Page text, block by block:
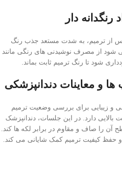
۴۸ ساعت اول پس از ترمیم، به شدت مستعد جذب رنگ
شود از مصرف نوشیدنی های رنگی مانند
شود تا رنگ ترمیم ثابت بماند.
و زیبایی برای بررسی وضعیت ترمیم
دارد. در این جلسات، دندانپزشک
آن را صاف و مقاوم در برابر لکه ها کند.
حفظ کیفیت ترمیم کمک شایانی می کند.